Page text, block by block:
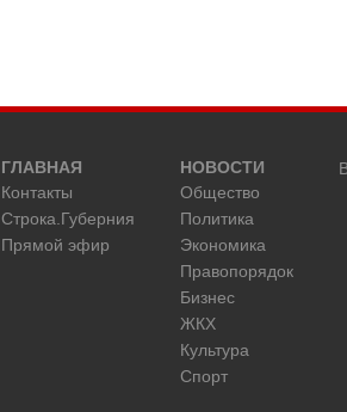
ГЛАВНАЯ
Контакты
Строка.Губерния
Прямой эфир
НОВОСТИ
Общество
Политика
Экономика
Правопорядок
Бизнес
ЖКХ
Культура
Спорт